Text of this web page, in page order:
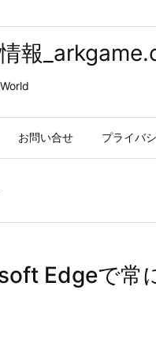
報
お問い合せ プライバ
Edgeで常